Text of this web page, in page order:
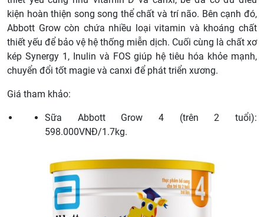
kiện hoàn thiện song song thể chất và trí não. Bên cạnh đó,
Abbott Grow còn chứa nhiều loại vitamin và khoáng chất
thiết yếu để bảo vệ hệ thống miễn dịch. Cuối cùng là chất xơ
kép Synergy 1, Inulin và FOS giúp hệ tiêu hóa khỏe mạnh,
chuyển đổi tốt magie và canxi để phát triển xương.
Giá tham khảo:
Sữa Abbott Grow 4 (trên 2 tuổi):
598.000VNĐ/1.7kg.